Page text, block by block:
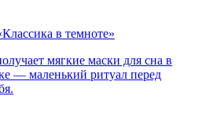
в темноте»
мягкие маски для сна в
— маленький ритуал перед